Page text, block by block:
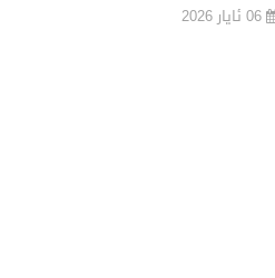
06 ئایار 2026